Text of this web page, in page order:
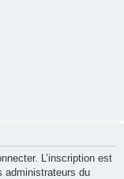
L’inscription est
administrateurs du